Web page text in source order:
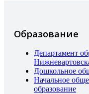
Образование
Департамент
Дошкольное
Начальное
образование